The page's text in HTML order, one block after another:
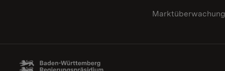
Marktüberwachung